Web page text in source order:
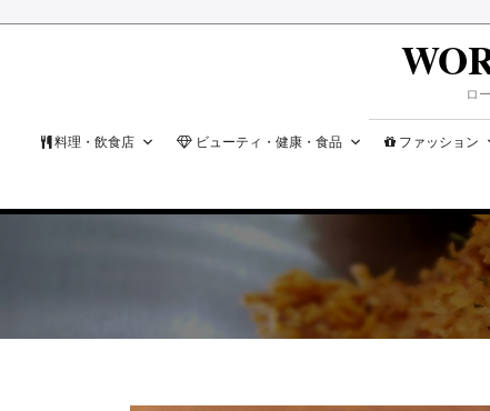
ロ
料理・飲食店 ビューティ・健康・食品 ファッション